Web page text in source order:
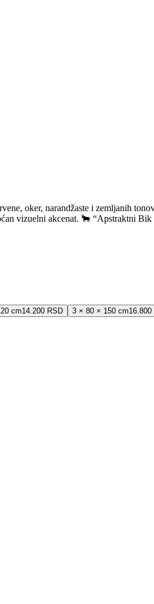
oker, narandžaste i zemljanih
vizuelni akcenat. 🐂 “Apstraktni
cm14.200 RSD 3 × 80 × 150 cm16.800